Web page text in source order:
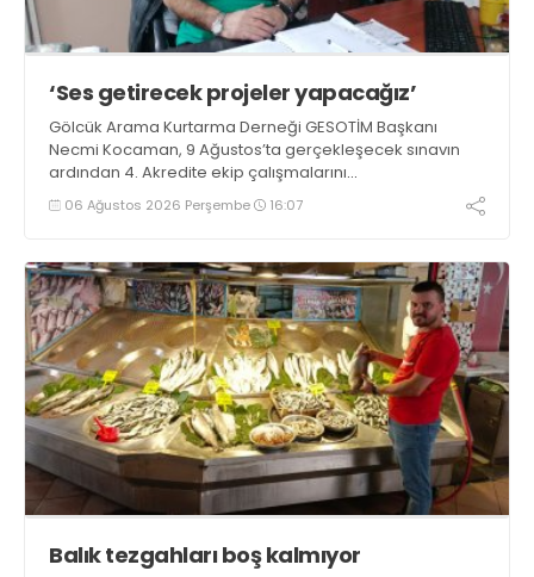
‘Ses getirecek projeler yapacağız’
Gölcük Arama Kurtarma Derneği GESOTİM Başkanı
Necmi Kocaman, 9 Ağustos’ta gerçekleşecek sınavın
ardından 4. Akredite ekip çalışmalarını
tamamlayacaklarını ifade ederek açıklamalarda
bulundu. Kocaman, “Gölcük’te ve Kocaeli genelinde ses
06 Ağustos 2026 Perşembe 16:07
Balık tezgahları boş kalmıyor